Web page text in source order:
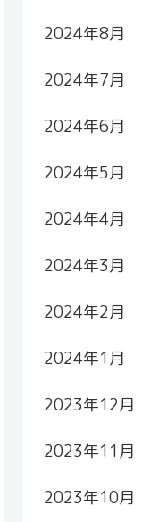
2024年8月
2024年7月
2024年6月
2024年5月
2024年4月
2024年3月
2024年2月
2024年1月
2023年12月
2023年11月
2023年10月